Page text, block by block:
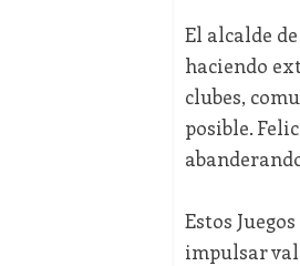
El alcalde
haciendo
clubes,
posible.
Estos
impulsar